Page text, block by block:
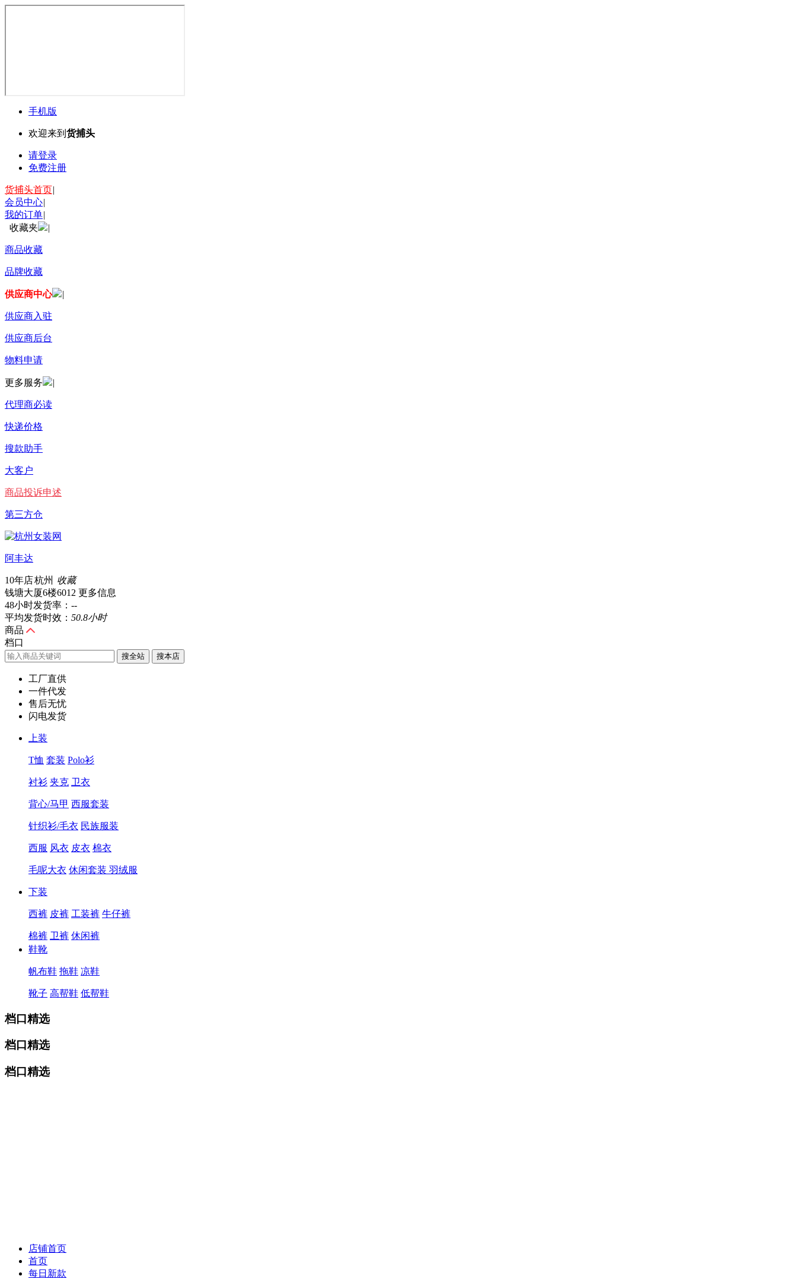
手机版
欢迎来到 货捕头
请登录
免费注册
货捕头首页|
会员中心|
我的订单|
收藏夹
|
商品收藏
品牌收藏
供应商中心 |
供应商入驻
供应商后台
物料申请
更多服务 |
代理商必读
快递价格
搜款助手
大客户
商品投诉申述
第三方仓
阿丰达
10年店杭州 收藏
钱塘大厦6楼6012 更多信息
48小时发货率： --
平均发货时效： 50.8小时
商品
档口
搜全站
工厂直供
一件代发
售后无忧
闪电发货
上装
T恤 套装 Polo衫
衬衫 夹克 卫衣
背心/马甲 西服套装
针织衫/毛衣 民族服装
西服 风衣 皮衣 棉衣
毛呢大衣 休闲套装 羽绒服
下装
西裤 皮裤 工装裤 牛仔裤
棉裤 卫裤 休闲裤
鞋靴
帆布鞋 拖鞋 凉鞋
靴子 高帮鞋 低帮鞋
档口精选
档口精选
档口精选
店铺首页
首页
每日新款